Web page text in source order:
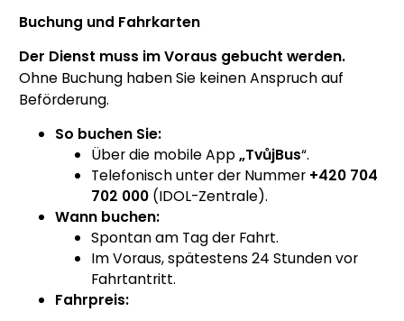
Buchung und Fahrkarten
Der Dienst muss im Voraus gebucht werden.
Ohne Buchung haben Sie keinen Anspruch auf
Beförderung.
So buchen Sie:
Über die mobile App„TvůjBus“.
Telefonisch unter der Nummer +420 704
702 000 (IDOL-Zentrale).
Wann buchen:
Spontan am Tag der Fahrt.
Im Voraus, spätestens 24 Stunden vor
Fahrtantritt.
Fahrpreis: